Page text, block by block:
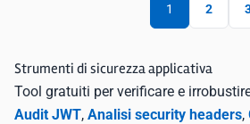
1 2
Strumenti di sicurezza applicativa
Tool gratuiti per verificare e
Audit JWT, Analisi security headers,